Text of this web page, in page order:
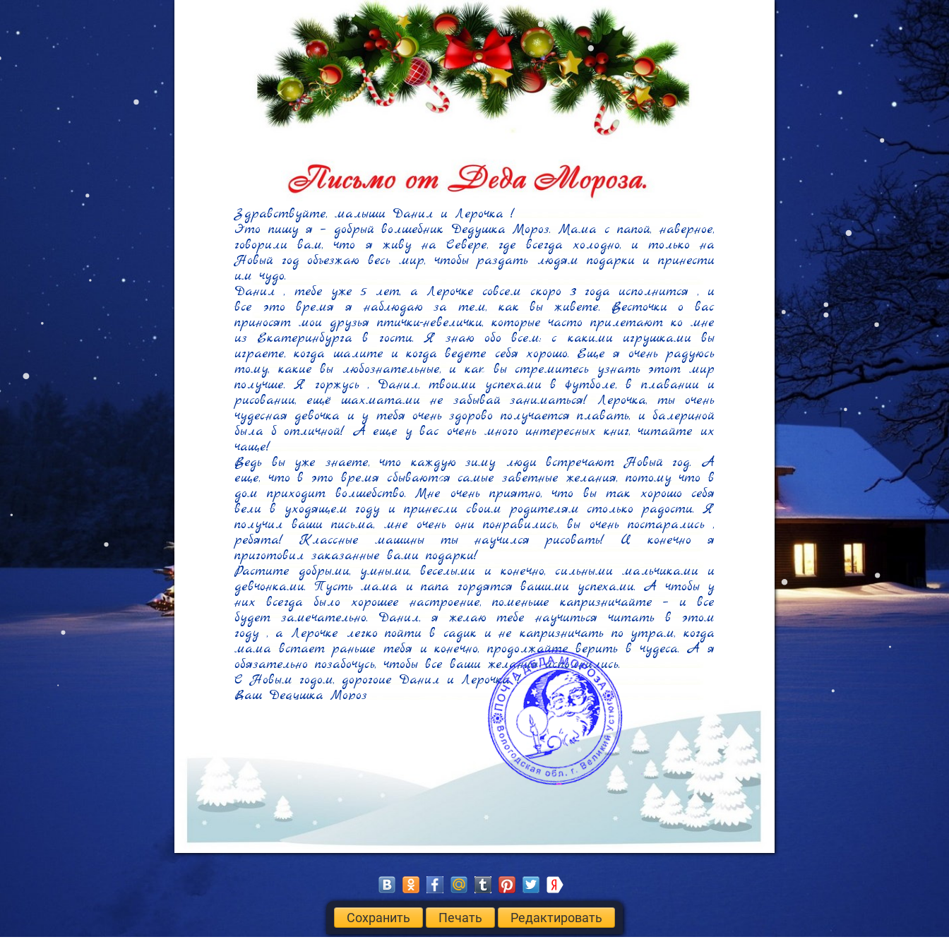
Здравствуйте, малыши Данил и Лерочка !
Это пишу я – добрый волшебник Дедушка Мороз. Мама с папой, наверное,
говорили вам, что я живу на Севере, где всегда холодно, и только на
Новый год объезжаю весь мир, чтобы раздать людям подарки и принести
им чудо.
Данил , тебе уже 5 лет, а Лерочке совсем скоро 3 года исполнится , и
все это время я наблюдаю за тем, как вы живете. Весточки о вас
приносят мои друзья птички-невелички, которые часто прилетают ко мне
из Екатеринбурга в гости. Я знаю обо всем: с какими игрушками вы
играете, когда шалите и когда ведете себя хорошо. Еще я очень радуюсь
тому, какие вы любознательные, и как вы стремитесь узнать этот мир
получше. Я горжусь , Данил, твоими успехами в футболе, в плавании и
рисовании, ещё шахматами не забывай заниматься! Лерочка, ты очень
чудесная девочка и у тебя очень здорово получается плавать, и балериной
была б отличной! А еще у вас очень много интересных книг, читайте их
чаще!
Ведь вы уже знаете, что каждую зиму люди встречают Новый год. А
еще, что в это время сбываются самые заветные желания, потому что в
дом приходит волшебство. Мне очень приятно, что вы так хорошо себя
вели в уходящем году и принесли своим родителям столько радости. Я
получил ваши письма, мне очень они понравились, вы очень постарались ,
ребята! Классные машины ты научился рисовать! И конечно я
приготовил заказанные вами подарки!
Растите добрыми, умными, веселыми и конечно, сильными мальчиками и
девчонками. Пусть мама и папа гордятся вашими успехами. А чтобы у
них всегда было хорошее настроение, поменьше капризничайте – и все
будет замечательно. Данил, я желаю тебе научиться читать в этом
году , а Лерочке легко пойти в садик и не капризничать по утрам, когда
мама встает раньше тебя и конечно, продолжайте верить в чудеса. А я
обязательно позабочусь, чтобы все ваши желания исполнились.
С Новым годом, дорогоие Данил и Лерочка !
Ваш Дедушка Мороз
Сохранить Печать Редактировать